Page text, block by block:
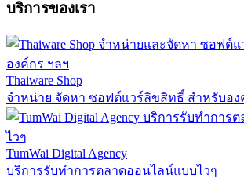
บริการของเรา
Thaiware Shop
จำหน่าย จัดหา ซอฟต์แวร์ลิขสิทธิ์ สำหรับอง
TumWai Digital Agency
บริการรับทำการตลาดออนไลน์แบบไวๆ